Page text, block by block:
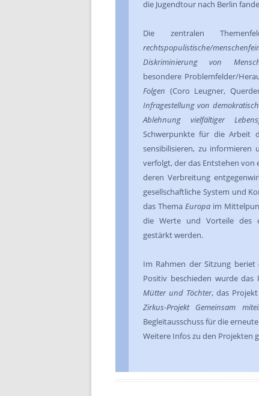
die Jugendtour nach Berlin
Die zentralen
rechtspopulistische/
Diskriminierung von
besondere Problemfelder/
Folgen (Coro Leugner,
Infragestellung von
Ablehnung vielfältiger
Schwerpunkte für die Arbeit
sensibilisieren, zu
verfolgt, der das Entstehen
deren Verbreitung
gesellschaftliche System und
das Thema Europa im
die Werte und Vorteile des
gestärkt werden.
Im Rahmen der Sitzung beriet
Positiv beschieden wurde
Mütter und Töchter, das Projekt
Zirkus-Projekt Gemeinsam
Begleitausschuss für die
Weitere Infos zu den Projekten